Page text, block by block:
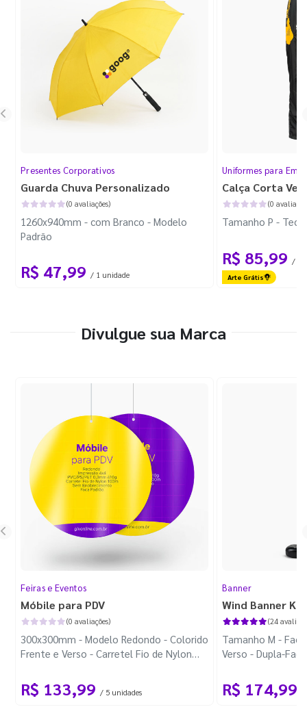
Presentes Corporativos
Guarda Chuva Personalizado
(0 avaliações)
1260x940mm - com Branco - Modelo
Padrão
R$ 47,99 / 1 unidade
Uniformes para
Calça Corta
(0
Tamanho P -
R$ 85,99 / 1
Arte Grátis
Divulgue sua Marca
Feiras e Eventos
Móbile para PDV
(0 avaliações)
300x300mm - Modelo Redondo - Colorido
Frente e Verso - Carretel Fio de Nylon
R$ 133,99 / 5 unidades
Banner
Wind Banner
(24
Tamanho M -
Verso - Dupla-
R$ 174,99